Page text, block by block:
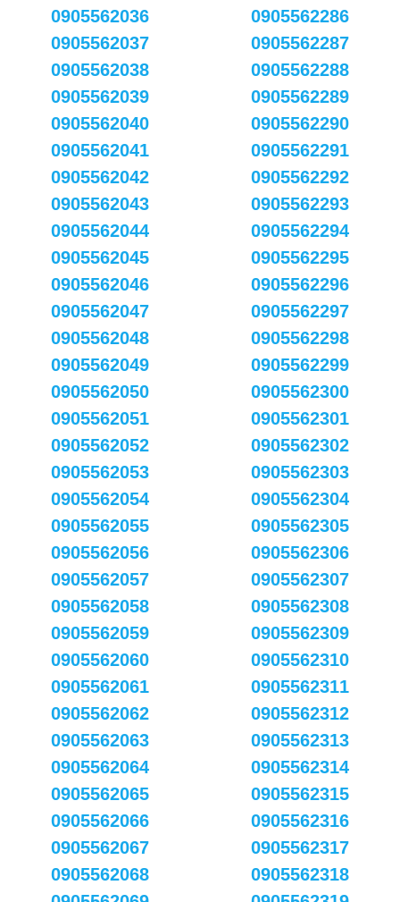
0905562036
0905562037
0905562038
0905562039
0905562040
0905562041
0905562042
0905562043
0905562044
0905562045
0905562046
0905562047
0905562048
0905562049
0905562050
0905562051
0905562052
0905562053
0905562054
0905562055
0905562056
0905562057
0905562058
0905562059
0905562060
0905562061
0905562062
0905562063
0905562064
0905562065
0905562066
0905562067
0905562068
0905562286
0905562287
0905562288
0905562289
0905562290
0905562291
0905562292
0905562293
0905562294
0905562295
0905562296
0905562297
0905562298
0905562299
0905562300
0905562301
0905562302
0905562303
0905562304
0905562305
0905562306
0905562307
0905562308
0905562309
0905562310
0905562311
0905562312
0905562313
0905562314
0905562315
0905562316
0905562317
0905562318